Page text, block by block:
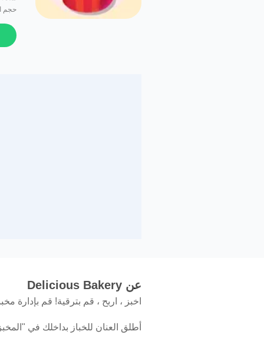
حجم
عن Delicious Bakery
اخبز ، اربح ، قم بترقية! قم بإدارة
أطلق العنان للخباز بداخلك في